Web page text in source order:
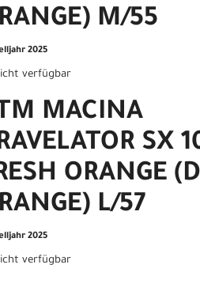
M/55
2025
verfügbar
MACINA
SX
ORANGE
L/57
2025
verfügbar